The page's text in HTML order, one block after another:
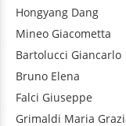
Hongyang Dang
Mineo Giacometta
Bartolucci Giancarlo
Bruno Elena
Falci Giuseppe
Grimaldi Maria